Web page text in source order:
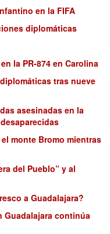
en la FIFA
diplomáticas
la PR-874 en Carolina
tras nueve
asesinadas en la
monte Bromo mientras
del Pueblo” y al
a Guadalajara?
Guadalajara continúa